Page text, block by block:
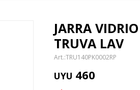
JARRA
TRUVA LAV
TRU140PK0002RP
UYU 460